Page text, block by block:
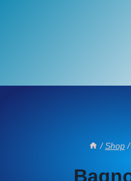
/ Shop /